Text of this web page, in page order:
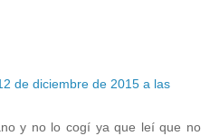
de diciembre de 2015 a las
y no lo cogí ya que leí que no